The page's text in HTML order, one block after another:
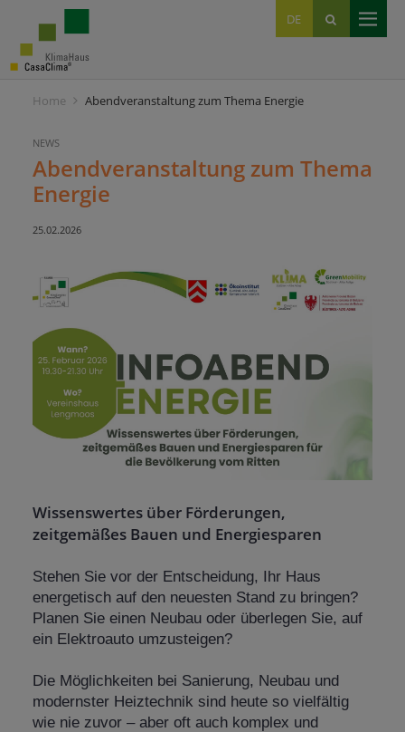
DE
IT
EN
Home Abendveranstaltung zum Thema Energie
NEWS
Abendveranstaltung zum Thema
Energie
25.02.2026
Wissenswertes über Förderungen,
zeitgemäßes Bauen und Energiesparen
Stehen Sie vor der Entscheidung, Ihr Haus
energetisch auf den neuesten Stand zu bringen?
Planen Sie einen Neubau oder überlegen Sie, auf
ein Elektroauto umzusteigen?
Die Möglichkeiten bei Sanierung, Neubau und
modernster Heiztechnik sind heute so vielfältig
wie nie zuvor – aber oft auch komplex und